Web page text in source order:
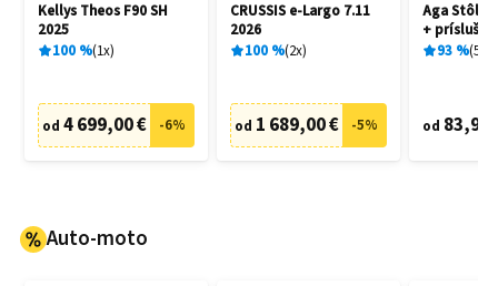
Kellys Theos F90 SH
2025
100% 1x
od 4 699,00 € -6%
CRUSSIS e-Largo 7.11
2026
100% 2x
od 1 689,00 € -5%
Aga Stôl
+
93% 5
od 83,90
Auto-moto